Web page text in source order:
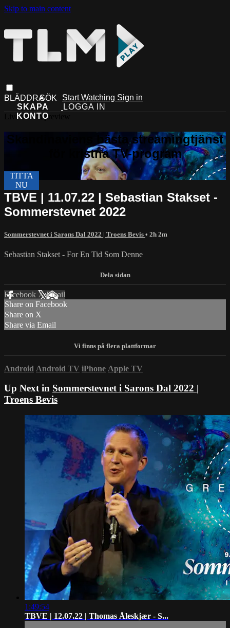
Skip to main content
Start Watching Sign in
Live stream preview
TBVE | 11.07.22 | Sebastian Stakset -
Sommerstevnet 2022
Sommerstevnet i Sarons Dal 2022 | Troens Bevis • 2h 2m
Sebastian Stakset - For En Tid Som Denne
Facebook XEmail
Share on Facebook
Share on X
Share via Email
Android Android TV iPhone Apple TV
Up Next in Sommerstevnet i Sarons Dal 2022 |
Troens Bevis
1:49:54
TBVE | 12.07.22 | Thomas Åleskjær - S...